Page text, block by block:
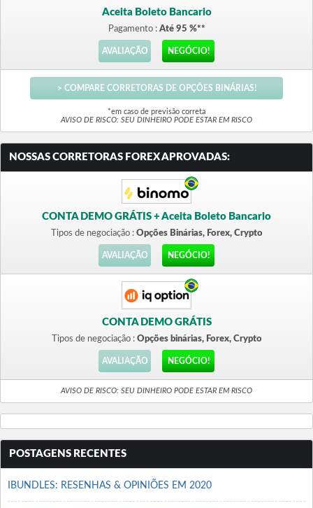
Aceita Boleto Bancario
Pagamento : Até 95 %**
AVALIAÇÃO NEGÓCIO!
> COMPARE CORRETORAS DE OPÇÕES BINÁRIAS!
*em caso de previsão correta
AVISO DE RISCO: SEU DINHEIRO PODE ESTAR EM RISCO
NOSSAS CORRETORAS FOREX APROVADAS:
CONTA DEMO GRÁTIS + Aceita Boleto Bancario
Tipos de negociação : Opções Binárias, Forex, Crypto
AVALIAÇÃO NEGÓCIO!
CONTA DEMO GRÁTIS
Tipos de negociação : Opções binárias, Forex, Crypto
AVALIAÇÃO NEGÓCIO!
AVISO DE RISCO: SEU DINHEIRO PODE ESTAR EM RISCO
POSTAGENS RECENTES
IBUNDLES: RESENHAS & OPINIÕES EM 2020